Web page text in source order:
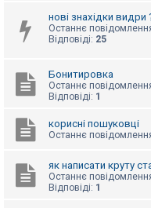
Д
п
м
г
нові знахідки видри
Останнє
Відповіді: 25
Бонитировка
Останнє
Відповіді: 1
корисні пошуковці
Останнє
як написати круту
Останнє
Відповіді: 1